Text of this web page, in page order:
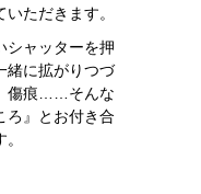
ただきます。
シャッターを押
緒に拡がりつづ
傷痕……そんな
ろ』とお付き合